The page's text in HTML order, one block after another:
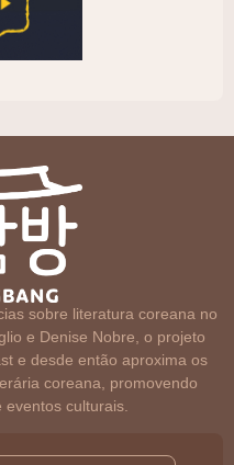
sobre literatura coreana no
e Denise Nobre, o projeto
e desde então aproxima os
coreana, promovendo
culturais.